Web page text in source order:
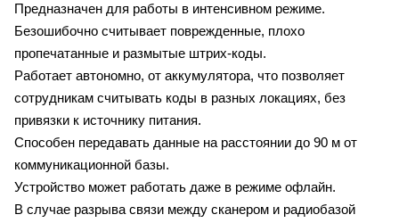
Предназначен для работы в интенсивном режиме.
Безошибочно считывает поврежденные, плохо
пропечатанные и размытые штрих-коды.
Работает автономно, от аккумулятора, что позволяет
сотрудникам считывать коды в разных локациях, без
привязки к источнику питания.
Способен передавать данные на расстоянии до 90 м от
коммуникационной базы.
Устройство может работать даже в режиме офлайн.
В случае разрыва связи между сканером и радиобазой